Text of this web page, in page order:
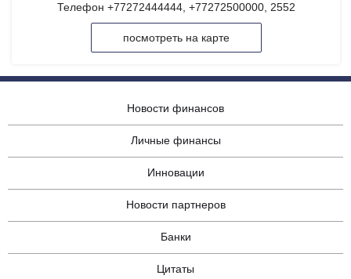
Телефон +77272444444, +77272500000, 2552
посмотреть на карте
Новости финансов
Личные финансы
Инновации
Новости партнеров
Банки
Цитаты